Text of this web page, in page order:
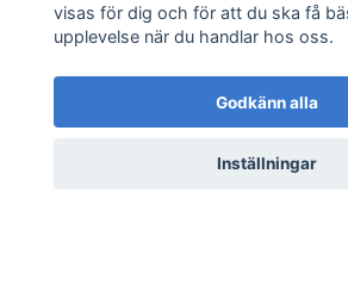
Prenumerera på vårt
visas för dig och för att du ska få
upplevelse när du handlar hos oss.
Godkänn alla
Inställningar